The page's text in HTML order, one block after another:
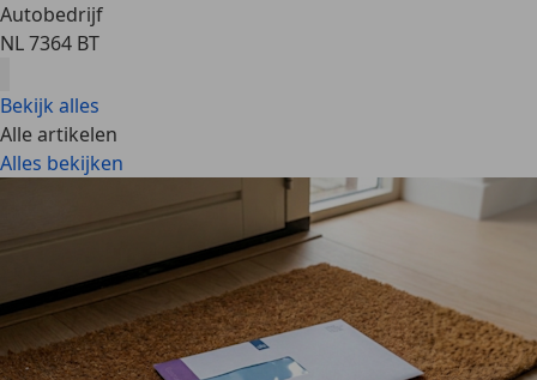
Autobedrijf
NL 7364 BT
Bekijk alles
Alle artikelen
Alles bekijken